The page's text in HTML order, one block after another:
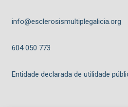
info@esclerosismultiplegalicia.org
604 050 773
Entidade declarada de utilidade